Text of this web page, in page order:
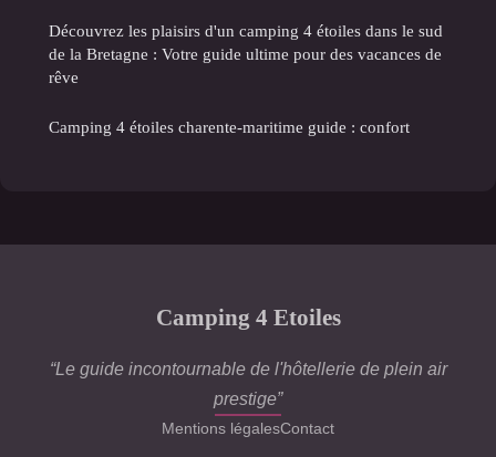
Découvrez les plaisirs d'un camping 4 étoiles dans le sud
de la Bretagne : Votre guide ultime pour des vacances de
rêve
Camping 4 étoiles charente-maritime guide : confort
Camping 4 Etoiles
“Le guide incontournable de l'hôtellerie de plein air
prestige”
Mentions légalesContact